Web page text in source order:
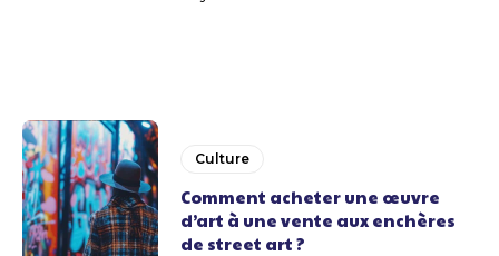
Culture
Comment acheter une œuvre
d’art à une vente aux enchères
de street art ?